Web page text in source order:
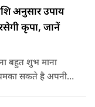
अनुसार उपाय
कृपा, जानें
बहुत शुभ माना
सकते है अपनी